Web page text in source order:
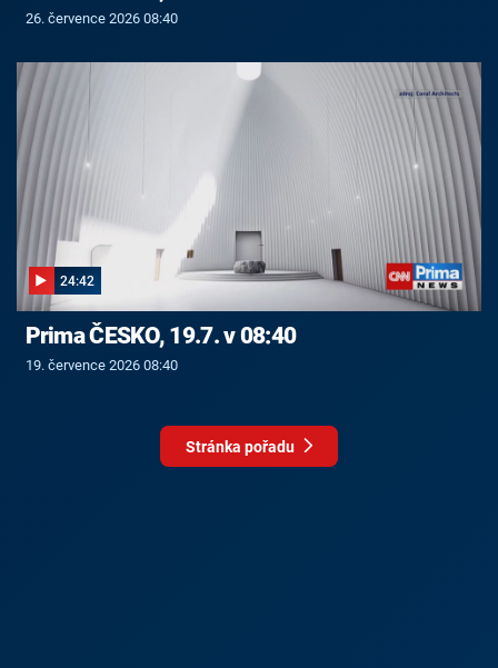
26. července 2026 08:40
24:42
Prima ČESKO, 19.7. v 08:40
19. července 2026 08:40
Stránka pořadu